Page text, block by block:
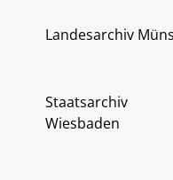
Landesarchiv
Staatsarchiv
Wiesbaden